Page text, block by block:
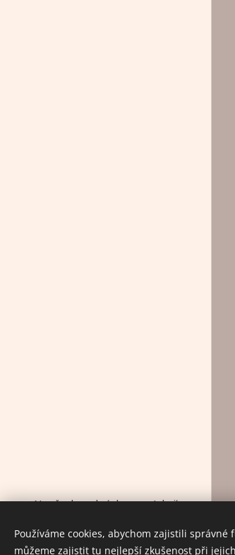
Na všechny obrázky se vztahují
Vytvořeno službou
Webnode
Používáme cookies, abychom zajistili
můžeme zajistit tu nejlepší zkušenost při